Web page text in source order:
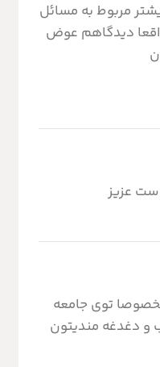
مربوط به مسائل
دیدگاهم عوض
عزیز
توی جامعه
و دغدغه مندیتون